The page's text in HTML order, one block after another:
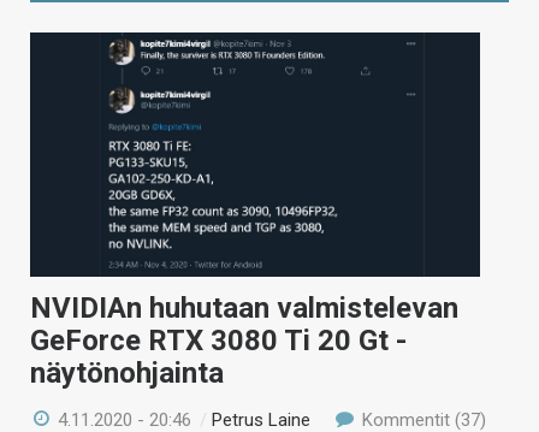
NVIDIAn huhutaan valmistelevan
GeForce RTX 3080 Ti 20 Gt -
näytönohjainta
4.11.2020 - 20:46 /Petrus Laine Kommentit (37)